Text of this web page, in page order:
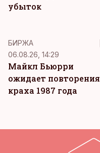
убыток
БИРЖА
06.08.26, 14:29
Майкл Бьюрри
ожидает повторения
краха 1987 года